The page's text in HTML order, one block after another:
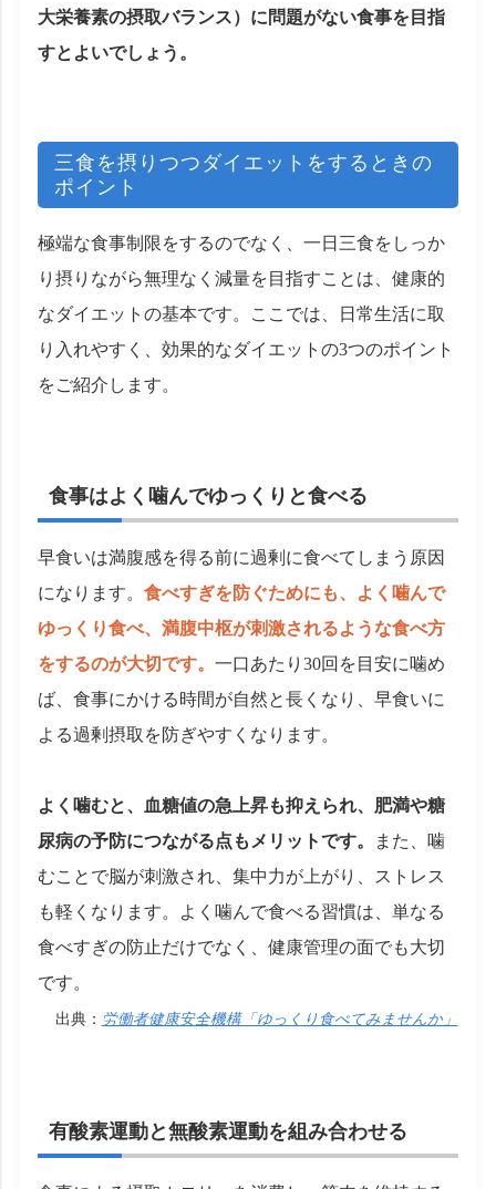
大栄養素の摂取バランス）に問題がない食事を目指
すとよいでしょう。
三食を摂りつつダイエットをするときの
ポイント
極端な食事制限をするのでなく、一日三食をしっか
り摂りながら無理なく減量を目指すことは、健康的
なダイエットの基本です。ここでは、日常生活に取
り入れやすく、効果的なダイエットの3つのポイント
をご紹介します。
食事はよく噛んでゆっくりと食べる
早食いは満腹感を得る前に過剰に食べてしまう原因
になります。食べすぎを防ぐためにも、よく噛んで
ゆっくり食べ、満腹中枢が刺激されるような食べ方
をするのが大切です。一口あたり30回を目安に噛め
ば、食事にかける時間が自然と長くなり、早食いに
よる過剰摂取を防ぎやすくなります。
よく噛むと、血糖値の急上昇も抑えられ、肥満や糖
尿病の予防につながる点もメリットです。
また、噛
むことで脳が刺激され、集中力が上がり、ストレス
も軽くなります。よく噛んで食べる習慣は、単なる
食べすぎの防止だけでなく、健康管理の面でも大切
です。
出典： 労働者健康安全機構「ゆっくり食べてみませんか」
有酸素運動と無酸素運動を組み合わせる